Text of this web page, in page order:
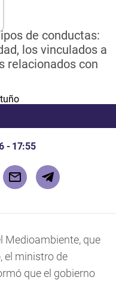
de conductas:
los vinculados a
relacionados con
- 17:55
Medioambiente, que
el ministro de
que el gobierno